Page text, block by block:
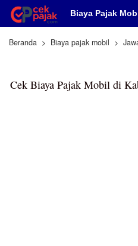
Biaya Pajak
Beranda Biaya pajak mobil
Cek Biaya Pajak Mobil di